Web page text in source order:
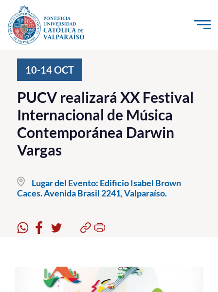
Click acá para ir directamente al contenido
Investigación, Creación e Innovación
PUCV Internacional
Vinculación con el Medio
Admisión
Pregrado
Postgrado
Funcionarios
10-14OCT
PUCV realizará XX Festival
Internacional de Música
Contemporánea Darwin
Vargas
Lugar del Evento: Edificio Isabel Brown
Caces. Avenida Brasil 2241, Valparaíso.